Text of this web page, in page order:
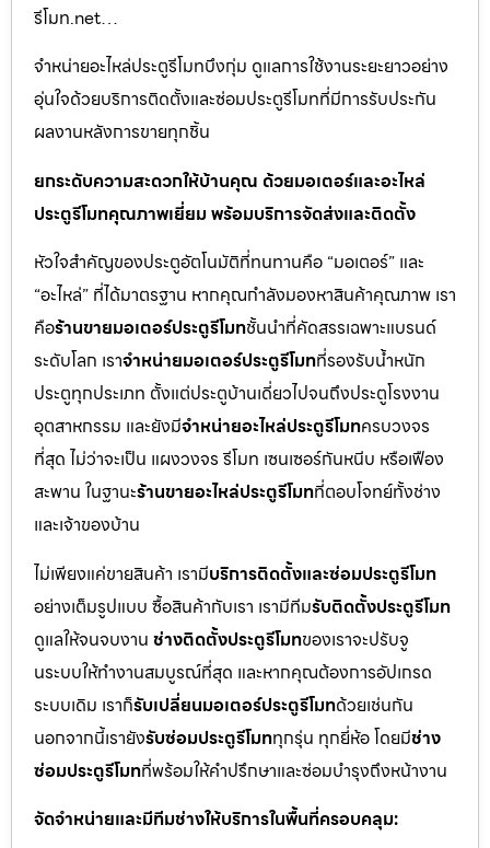
รีโมท.net…
จำหน่ายอะไหล่ประตูรีโมทบึงกุ่ม ดูแลการใช้งานระยะยาวอย่าง
อุ่นใจด้วยบริการติดตั้งและซ่อมประตูรีโมทที่มีการรับประกัน
ผลงานหลังการขายทุกชิ้น
ยกระดับความสะดวกให้บ้านคุณ ด้วยมอเตอร์และอะไหล่
ประตูรีโมทคุณภาพเยี่ยม พร้อมบริการจัดส่งและติดตั้ง
หัวใจสำคัญของประตูอัตโนมัติที่ทนทานคือ “มอเตอร์” และ
“อะไหล่” ที่ได้มาตรฐาน หากคุณกำลังมองหาสินค้าคุณภาพ เรา
คือร้านขายมอเตอร์ประตูรีโมทชั้นนำที่คัดสรรเฉพาะแบรนด์
ระดับโลก เราจำหน่ายมอเตอร์ประตูรีโมทที่รองรับน้ำหนัก
ประตูทุกประเภท ตั้งแต่ประตูบ้านเดี่ยวไปจนถึงประตูโรงงาน
อุตสาหกรรม และยังมีจำหน่ายอะไหล่ประตูรีโมทครบวงจร
ที่สุด ไม่ว่าจะเป็น แผงวงจร รีโมท เซนเซอร์กันหนีบ หรือเฟือง
สะพาน ในฐานะร้านขายอะไหล่ประตูรีโมทที่ตอบโจทย์ทั้งช่าง
และเจ้าของบ้าน
ไม่เพียงแค่ขายสินค้า เรามีบริการติดตั้งและซ่อมประตูรีโมท
อย่างเต็มรูปแบบ ซื้อสินค้ากับเรา เรามีทีมรับติดตั้งประตูรีโมท
ดูแลให้จนจบงาน ช่างติดตั้งประตูรีโมทของเราจะปรับจู
นระบบให้ทำงานสมบูรณ์ที่สุด และหากคุณต้องการอัปเกรด
ระบบเดิม เราก็รับเปลี่ยนมอเตอร์ประตูรีโมทด้วยเช่นกัน
นอกจากนี้เรายังรับซ่อมประตูรีโมททุกรุ่น ทุกยี่ห้อ โดยมีช่าง
ซ่อมประตูรีโมทที่พร้อมให้คำปรึกษาและซ่อมบำรุงถึงหน้างาน
จัดจำหน่ายและมีทีมช่างให้บริการในพื้นที่ครอบคลุม: